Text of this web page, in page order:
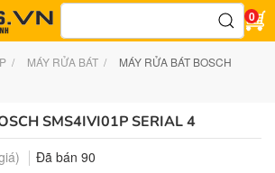
Tìm
0
MÁY RỬA BÁT
MÁY RỬA BÁT BOSCH
SMS4IVI01P SERIAL 4
trênđánh giá
Đã bán 90